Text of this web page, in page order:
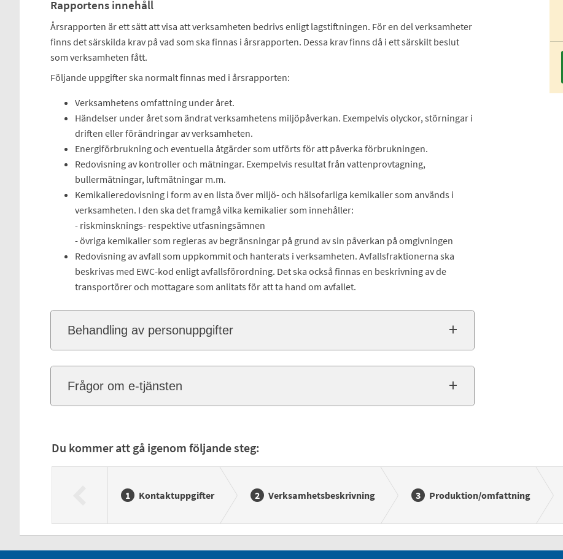
Rapportens innehåll
Årsrapporten är ett sätt att visa att verksamheten bedrivs enligt lagstiftningen. För en del verksamheter
finns det särskilda krav på vad som ska finnas i årsrapporten. Dessa krav finns då i ett särskilt beslut
som verksamheten fått.
Följande uppgifter ska normalt finnas med i årsrapporten:
Verksamhetens omfattning under året.
Händelser under året som ändrat verksamhetens miljöpåverkan. Exempelvis olyckor, störningar i
driften eller förändringar av verksamheten.
Energiförbrukning och eventuella åtgärder som utförts för att påverka förbrukningen.
Redovisning av kontroller och mätningar. Exempelvis resultat från vattenprovtagning,
bullermätningar, luftmätningar m.m.
Kemikalieredovisning i form av en lista över miljö- och hälsofarliga kemikalier som används i
verksamheten. I den ska det framgå vilka kemikalier som innehåller:
- riskminsknings- respektive utfasningsämnen
- övriga kemikalier som regleras av begränsningar på grund av sin påverkan på omgivningen
Redovisning av avfall som uppkommit och hanterats i verksamheten. Avfallsfraktionerna ska
beskrivas med EWC-kod enligt avfallsförordning. Det ska också finnas en beskrivning av de
transportörer och mottagare som anlitats för att ta hand om avfallet.
Behandling av personuppgifter
Frågor om e-tjänsten
Du kommer att gå igenom följande steg:
Kontaktuppgifter Verksamhetsbeskrivning Produktion/omfattning